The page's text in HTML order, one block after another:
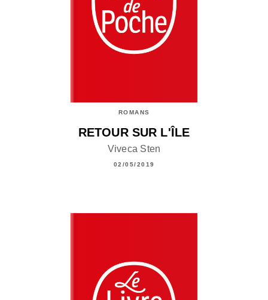
ROMANS
RETOUR SUR L'ÎLE
Viveca Sten
02/05/2019